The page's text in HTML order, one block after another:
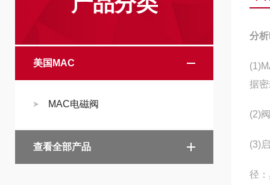
美国MAC
MAC电磁阀
查看全部产品
分
据
(2)
(3)
径